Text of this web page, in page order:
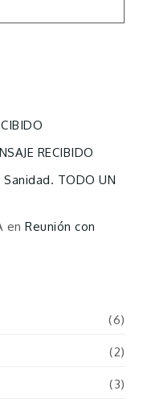
RECIBIDO
Sanidad. TODO UN
enReunión con
(6)
(2)
(3)